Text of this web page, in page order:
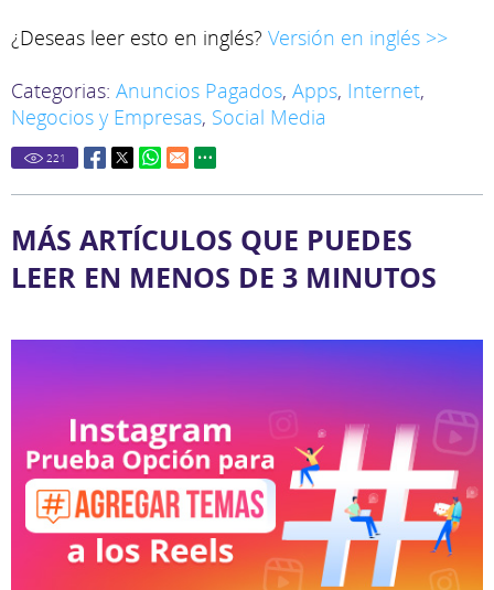
¿Deseas leer esto en inglés? Versión en inglés >>
Categorias: Anuncios Pagados, Apps, Internet,
Negocios y Empresas, Social Media
221
MÁS ARTÍCULOS QUE PUEDES
LEER EN MENOS DE 3 MINUTOS